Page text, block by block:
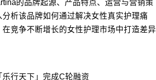
的品牌起源、产品特点、运营与营销策
分析该品牌如何通过解决女性真实护理痛
在竞争不断增长的女性护理市场中打造差异
行天下」完成C轮融资